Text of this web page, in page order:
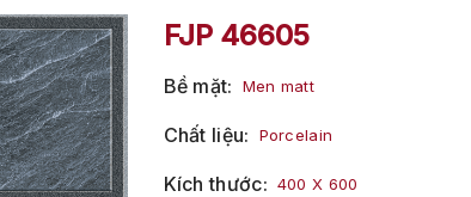
FJP 46605
Bề mặt Men matt
Chất liệu Porcelain
Kích thước 400 X 600